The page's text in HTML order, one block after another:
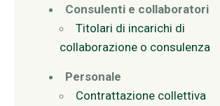
Consulenti e collaboratori
Titolari di incarichi di
collaborazione o consulenza
Personale
Contrattazione collettiva